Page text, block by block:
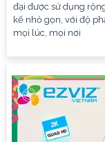
đại được sử dụng
kế nhỏ gọn, với độ
mọi lúc, mọi nơi